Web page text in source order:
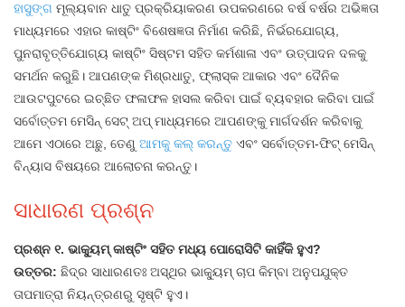
ହାସୁଙ୍ଗ ମୂଲ୍ୟବାନ ଧାତୁ ପ୍ରକ୍ରିୟାକରଣ ଉପକରଣରେ ବର୍ଷ ବର୍ଷର ଅଭିଜ୍ଞତା
ମାଧ୍ୟମରେ ଏହାର କାଷ୍ଟିଂ ବିଶେଷଜ୍ଞତା ନିର୍ମାଣ କରିଛି, ନିର୍ଭରଯୋଗ୍ୟ,
ପୁନରାବୃତ୍ତିଯୋଗ୍ୟ କାଷ୍ଟିଂ ସିଷ୍ଟମ ସହିତ କର୍ମଶାଳା ଏବଂ ଉତ୍ପାଦନ ଦଳକୁ
ସମର୍ଥନ କରୁଛି। ଆପଣଙ୍କ ମିଶ୍ରଧାତୁ, ଫ୍ଲାସ୍କ ଆକାର ଏବଂ ଦୈନିକ
ଆଉଟପୁଟରେ ଇଚ୍ଛିତ ଫଳାଫଳ ହାସଲ କରିବା ପାଇଁ ବ୍ୟବହାର କରିବା ପାଇଁ
ସର୍ବୋତ୍ତମ ମେସିନ୍ ସେଟ୍ ଅପ୍ ମାଧ୍ୟମରେ ଆପଣଙ୍କୁ ମାର୍ଗଦର୍ଶନ କରିବାକୁ
ଆମେ ଏଠାରେ ଅଛୁ, ତେଣୁ ଆମକୁ କଲ୍ କରନ୍ତୁ ଏବଂ ସର୍ବୋତ୍ତମ-ଫିଟ୍ ମେସିନ୍
ବିନ୍ୟାସ ବିଷୟରେ ଆଲୋଚନା କରନ୍ତୁ।
ସାଧାରଣ ପ୍ରଶ୍ନ
ପ୍ରଶ୍ନ ୧. ଭାକ୍ୟୁମ୍ କାଷ୍ଟିଂ ସହିତ ମଧ୍ୟ ପୋରୋସିଟି କାହିଁକି ହୁଏ?
ଉତ୍ତର: ଛିଦ୍ର ସାଧାରଣତଃ ଅସ୍ଥିର ଭାକ୍ୟୁମ୍ ଚାପ କିମ୍ବା ଅନୁପଯୁକ୍ତ
ତାପମାତ୍ରା ନିୟନ୍ତ୍ରଣରୁ ସୃଷ୍ଟି ହୁଏ।